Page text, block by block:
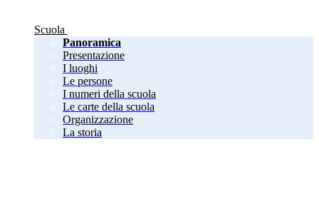
Scuola
Panoramica
Presentazione
I luoghi
Le persone
I numeri della scuola
Le carte della scuola
Organizzazione
La storia